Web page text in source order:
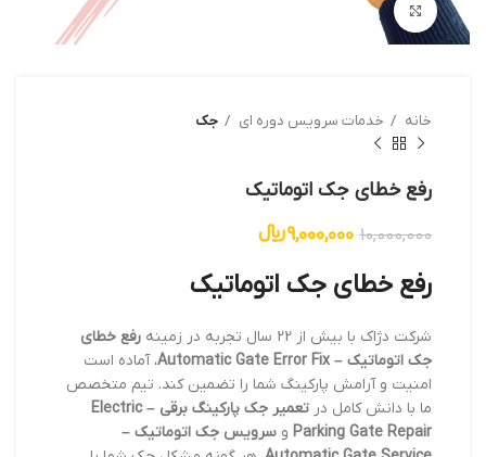
بزرگنمایی تصویر
خانه خدمات سرویس دوره ای جک
رفع خطای جک اتوماتیک
10,000,000
9,000,000﷼
رفع خطای جک اتوماتیک
شرکت دژاک با بیش از 22 سال تجربه در زمینه
رفع خطای
جک اتوماتیک – Automatic Gate Error Fix
، آماده است
امنیت و آرامش پارکینگ شما را تضمین کند. تیم متخصص
ما با دانش کامل در
تعمیر جک پارکینگ برقی – Electric
Parking Gate Repair و سرویس جک اتوماتیک –